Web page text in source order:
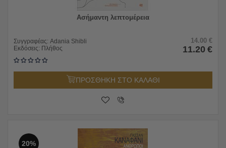
Ασήμαντη λεπτομέρεια
Συγγραφέας: Adania Shibli
Εκδόσεις: Πλήθος
14.00 €
11.20 €
ΠΡΟΣΘΗΚΗ ΣΤΟ ΚΑΛΑΘΙ
20%